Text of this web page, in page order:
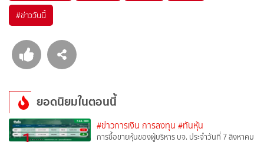
#ข่าววันนี้
ยอดนิยมในตอนนี้
#ข่าวการเงิน การลงทุน #ทันหุ้น
การซื้อขายหุ้นของผู้บริหาร บจ. ประจำวันที่ 7 สิงหาคม